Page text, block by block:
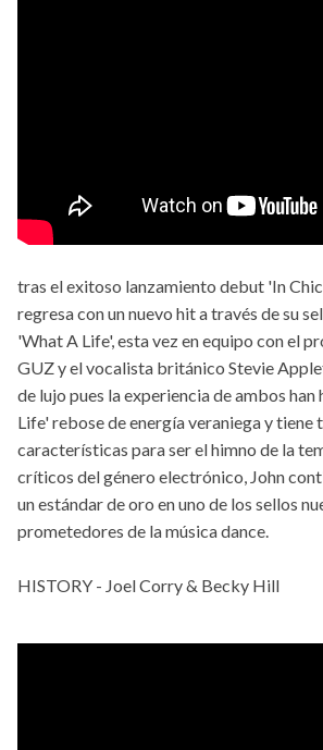
tras el exitoso lanzamiento debut 'In
regresa con un nuevo hit a través de su
'What A Life', esta vez en equipo con el
GUZ y el vocalista británico Stevie
de lujo pues la experiencia de ambos
Life' rebose de energía veraniega y tiene
características para ser el himno de la
críticos del género electrónico, John
un estándar de oro en uno de los sellos
prometedores de la música dance.
HISTORY - Joel Corry & Becky Hill